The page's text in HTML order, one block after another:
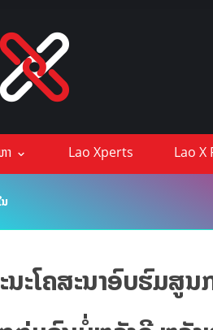
າ Lao Xperts Lao X
ະໂຄສະນາອົບຮົມສູ